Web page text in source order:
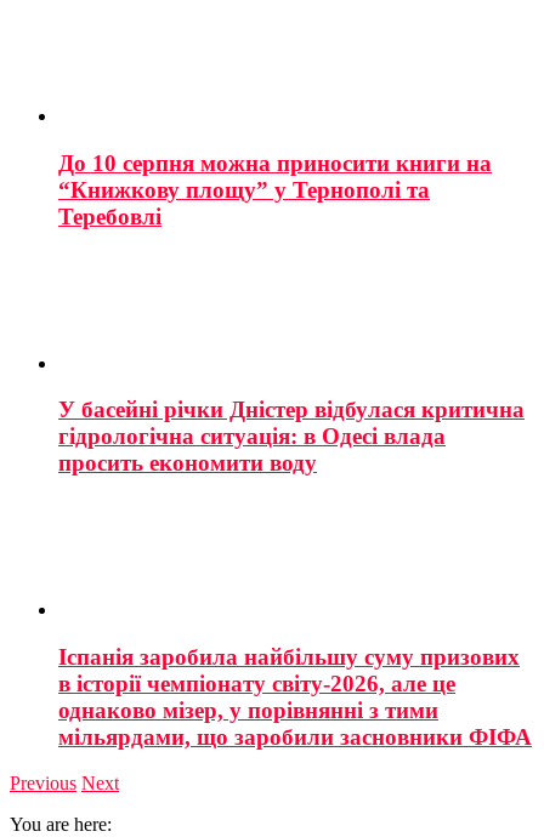
До 10 серпня можна приносити книги на
“Книжкову площу” у Тернополі та
Теребовлі
У басейні річки Дністер відбулася критична
гідрологічна ситуація: в Одесі влада
просить економити воду
Іспанія заробила найбільшу суму призових
в історії чемпіонату світу-2026, але це
однаково мізер, у порівнянні з тими
мільярдами, що заробили засновники ФІФА
Previous Next
You are here: